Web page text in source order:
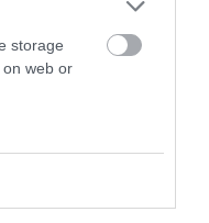
storage
web or
para acompañar a